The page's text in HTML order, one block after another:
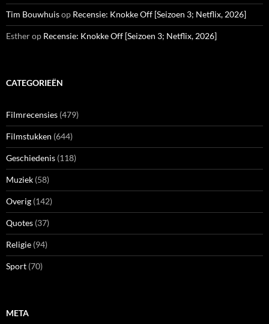
Tim Bouwhuisop Recensie: Knokke Off [Seizoen 3; Netflix, 2026]
Estherop Recensie: Knokke Off [Seizoen 3; Netflix, 2026]
CATEGORIEËN
Filmrecensies (479)
Filmstukken (644)
Geschiedenis (118)
Muziek (58)
Overig (142)
Quotes (37)
Religie (94)
Sport (70)
META